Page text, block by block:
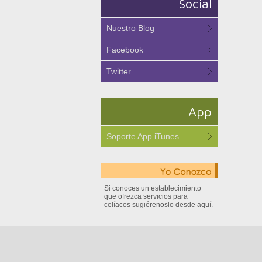
Social
Nuestro Blog
Facebook
Twitter
App
Soporte App iTunes
Si conoces un establecimiento
que ofrezca servicios para
celíacos sugiérenoslo desde aquí.